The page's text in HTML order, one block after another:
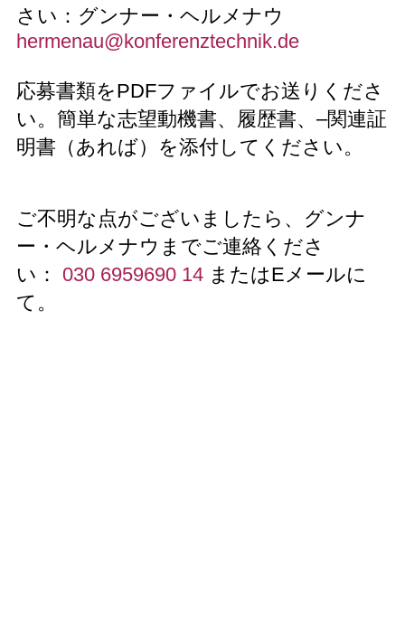
さい：グンナー・ヘルメナウ
hermenau@konferenztechnik.de
応募書類をPDFファイルでお送りくださ
い。簡単な志望動機書、履歴書、–関連証
明書（あれば）を添付してください。
ご不明な点がございましたら、グンナ
ー・ヘルメナウまでご連絡くださ
い： 030 6959690 14 またはEメールに
て。